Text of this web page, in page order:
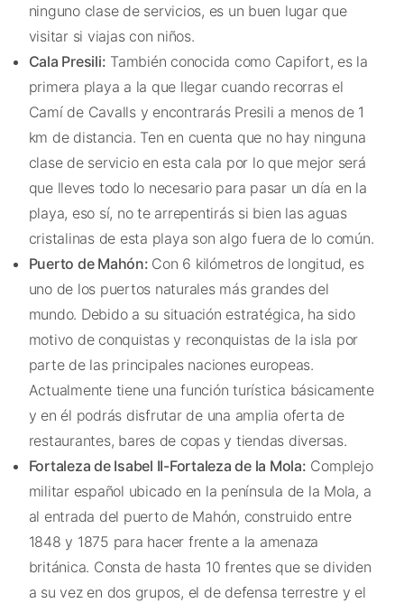
ninguno clase de servicios, es un buen lugar que
visitar si viajas con niños.
Cala Presili: También conocida como Capifort, es la
primera playa a la que llegar cuando recorras el
Camí de Cavalls y encontrarás Presili a menos de 1
km de distancia. Ten en cuenta que no hay ninguna
clase de servicio en esta cala por lo que mejor será
que lleves todo lo necesario para pasar un día en la
playa, eso sí, no te arrepentirás si bien las aguas
cristalinas de esta playa son algo fuera de lo común.
Puerto de Mahón: Con 6 kilómetros de longitud, es
uno de los puertos naturales más grandes del
mundo. Debido a su situación estratégica, ha sido
motivo de conquistas y reconquistas de la isla por
parte de las principales naciones europeas.
Actualmente tiene una función turística básicamente
y en él podrás disfrutar de una amplia oferta de
restaurantes, bares de copas y tiendas diversas.
Fortaleza de Isabel II-Fortaleza de la Mola: Complejo
militar español ubicado en la península de la Mola, a
al entrada del puerto de Mahón, construido entre
1848 y 1875 para hacer frente a la amenaza
británica. Consta de hasta 10 frentes que se dividen
a su vez en dos grupos, el de defensa terrestre y el